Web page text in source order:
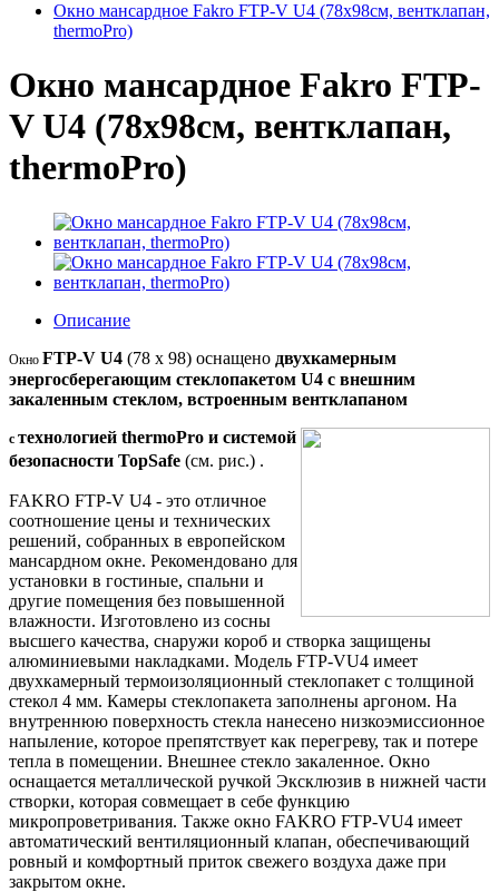
Окно мансардное Fakro FTP-V U4 (78x98см, вентклапан,
thermoPro)
Окно мансардное Fakro FTP-
V U4 (78x98см, вентклапан,
thermoPro)
Описание
Окно FTP-V U4 (78 x 98) оснащено двухкамерным
энергосберегающим стеклопакетом U4 с внешним
закаленным стеклом, встроенным вентклапаном
с технологией thermoPro и системой
безопасности TopSafe (см. рис.) .
FAKRO FTP-V U4 - это отличное
соотношение цены и технических
решений, собранных в европейском
мансардном окне. Рекомендовано для
установки в гостиные, спальни и
другие помещения без повышенной
влажности. Изготовлено из сосны
высшего качества, снаружи короб и створка защищены
алюминиевыми накладками. Модель FTP-VU4 имеет
двухкамерный термоизоляционный стеклопакет с толщиной
стекол 4 мм. Камеры стеклопакета заполнены аргоном. На
внутреннюю поверхность стекла нанесено низкоэмиссионное
напыление, которое препятствует как перегреву, так и потере
тепла в помещении. Внешнее стекло закаленное. Окно
оснащается металлической ручкой Эксклюзив в нижней части
створки, которая совмещает в себе функцию
микропроветривания. Также окно FAKRO FTP-VU4 имеет
автоматический вентиляционный клапан, обеспечивающий
ровный и комфортный приток свежего воздуха даже при
закрытом окне.